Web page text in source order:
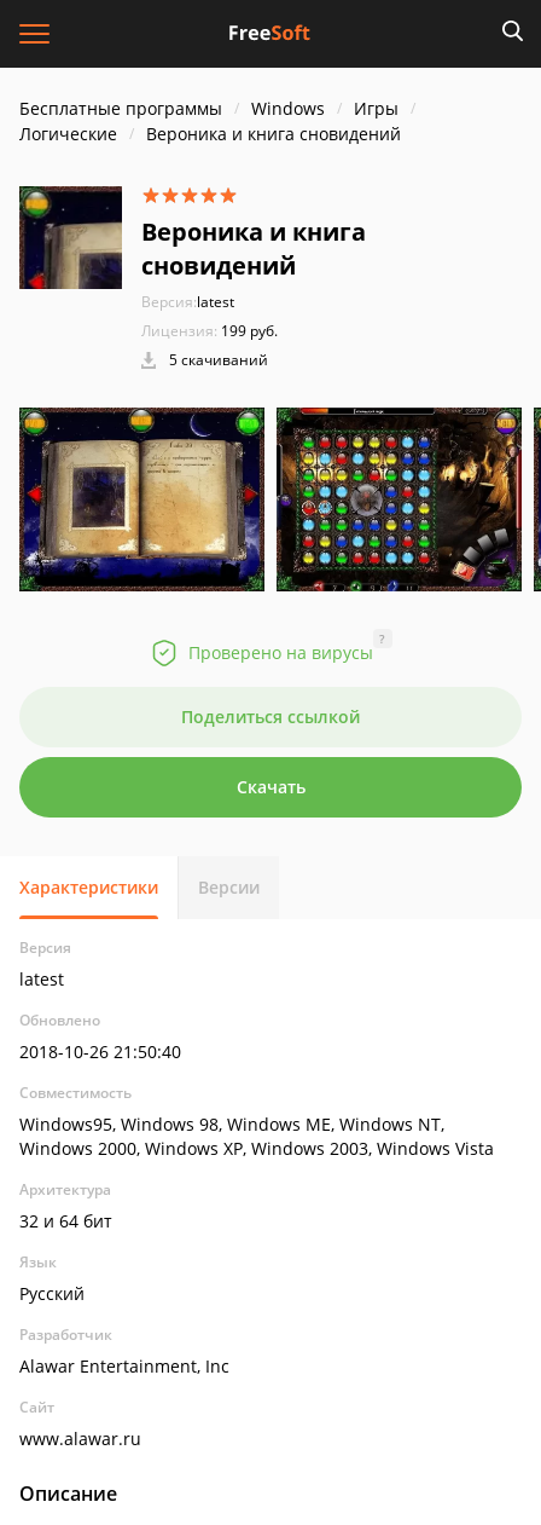
Бесплатные программы Windows
Игры
Логические
Вероника и книга сновидений
Вероника и книга
сновидений
Версия:latest
Лицензия: 199 руб.
5 скачиваний
Проверено на вирусы
?
Поделиться ссылкой
Скачать
Характеристики Версии
Версия
latest
Обновлено
2018-10-26 21:50:40
Совместимость
Windows95, Windows 98, Windows ME, Windows NT,
Windows 2000, Windows XP, Windows 2003, Windows Vista
Архитектура
32 и 64 бит
Язык
Русский
Разработчик
Alawar Entertainment, Inc
Сайт
www.alawar.ru
Описание